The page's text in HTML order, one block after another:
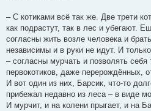
– С котиками всё так же. Две трети
как подрастут, так в лес и убегают.
согласны жить возле человека и
независимы и в руки не идут. И
– согласны мурчать и позволять
первокотиков, даже перерождённых,
И вот один из них, Барсик, что-то
прибежал недавно из леса – в виде
И мурчит, и на колени прыгает, и на